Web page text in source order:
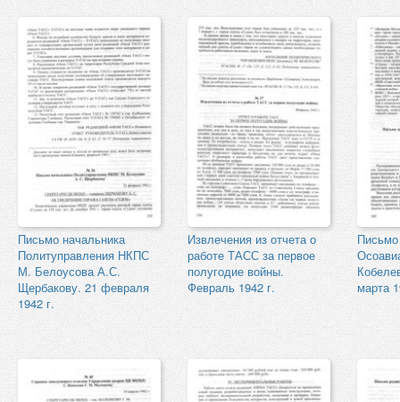
Письмо начальника
Политуправления НКПС
М. Белоусова А.С.
Щербакову. 21 февраля
1942 г.
Извлечения из отчета о
работе ТАСС за первое
полугодие войны.
Февраль 1942 г.
марта